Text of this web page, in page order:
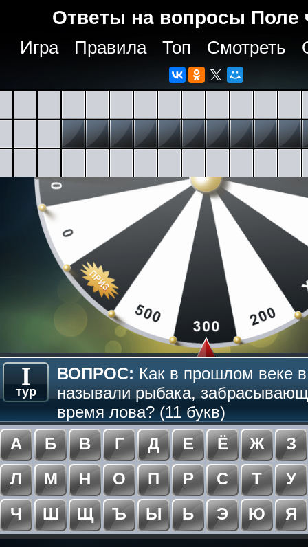
Ответы на вопросы Поле
Игра Правила Топ Смотреть
I
тур
ВОПРОС: Как в прошлом веке
называли рыбака,
время лова? (11 букв)
А
Б В Г Д Е Ё Ж
З
Л
М Н О П Р С Т
У
Ч
Ш Щ Ъ Ы Ь Э Ю Я